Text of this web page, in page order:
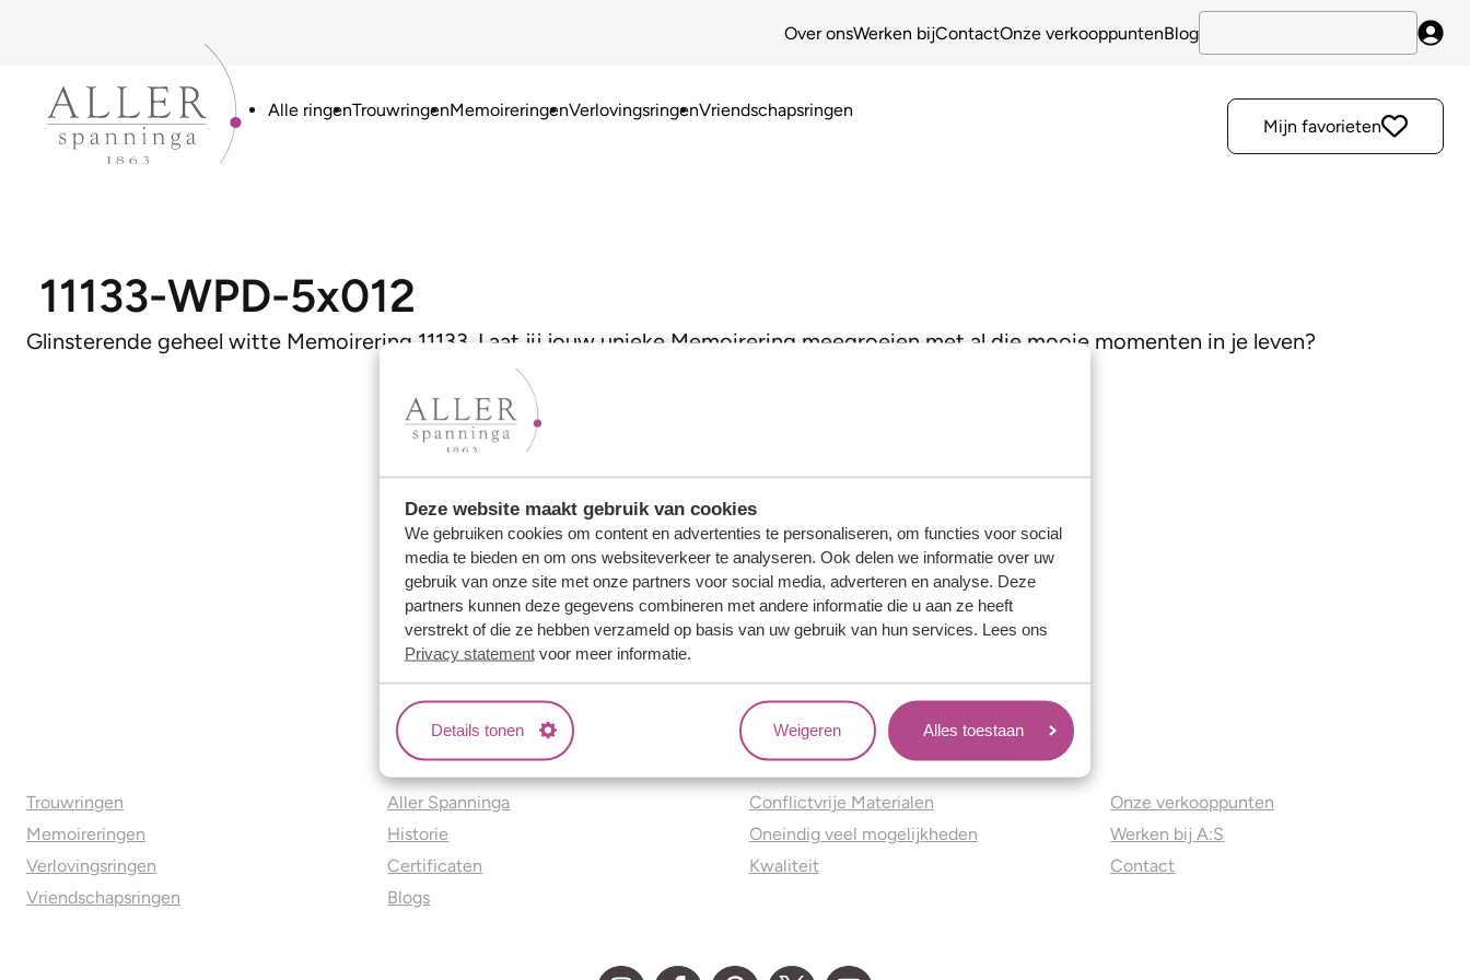
Deze website maakt gebruik van cookies
We gebruiken cookies om content en advertenties te personaliseren, om functies voor social
media te bieden en om ons websiteverkeer te analyseren. Ook delen we informatie over uw
gebruik van onze site met onze partners voor social media, adverteren en analyse. Deze
partners kunnen deze gegevens combineren met andere informatie die u aan ze heeft
verstrekt of die ze hebben verzameld op basis van uw gebruik van hun services. Lees ons
Privacy statementvoor meer informatie.
Details tonen Weigeren Alles toestaan
Over onsWerken bijContactOnze verkooppuntenBlog
Alle ringenTrouwringenMemoireringenVerlovingsringenVriendschapsringen
Mijn favorieten
11133-WPD-5x012
Glinsterende geheel witte Memoirering 11133. Laat jij jouw unieke Memoirering meegroeien met al die mooie momenten in je leven?
Trouwringen
Memoireringen
Verlovingsringen
Vriendschapsringen
Over ons
Aller Spanninga
Historie
Certificaten
Blogs
Jouw voordelen
Conflictvrije Materialen
Oneindig veel mogelijkheden
Kwaliteit
Onze verkooppunten
Werken bij A:S
Contact